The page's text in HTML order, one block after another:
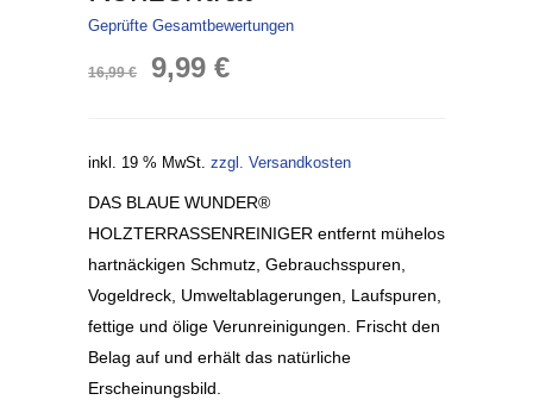
Geprüfte Gesamtbewertungen
16,99€
Ursprünglicher
war:
16,99 €
9,99 €Aktueller
ist:
9,99 €.
inkl. 19 % MwSt. zzgl. Versandkosten
DAS BLAUE WUNDER®
HOLZTERRASSENREINIGER entfernt mühelos
hartnäckigen Schmutz, Gebrauchsspuren,
Vogeldreck, Umweltablagerungen, Laufspuren,
fettige und ölige Verunreinigungen. Frischt den
Belag auf und erhält das natürliche
Erscheinungsbild.